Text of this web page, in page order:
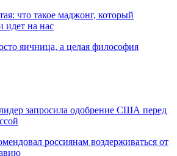
что такое маджонг, который
идет на нас
яичница, а целая философия
запросила одобрение США перед
россиянам воздерживаться от